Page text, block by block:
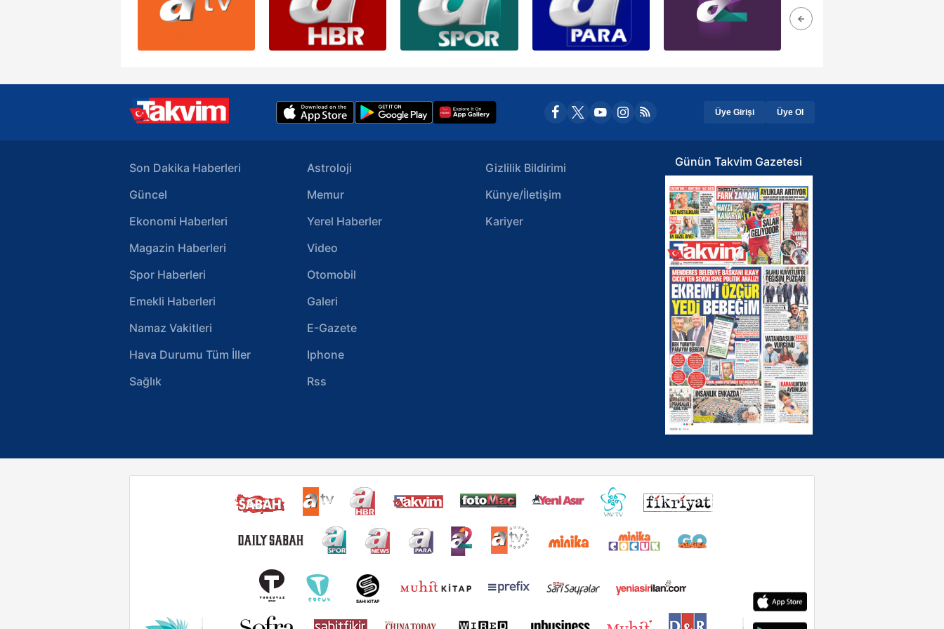
Üye Girişi Üye Ol
Son Dakika Haberleri
Güncel
Ekonomi Haberleri
Magazin Haberleri
Spor Haberleri
Emekli Haberleri
Namaz Vakitleri
Hava Durumu Tüm İller
Sağlık
Astroloji
Memur
Yerel Haberler
Video
Otomobil
Galeri
E-Gazete
Iphone
Rss
Gizlilik Bildirimi
Künye/İletişim
Kariyer
Günün Takvim Gazetesi